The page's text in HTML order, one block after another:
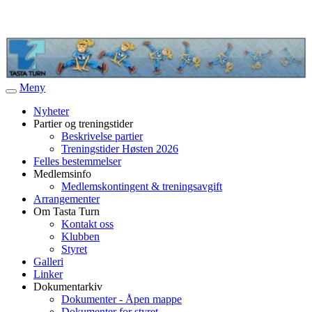
Veksle
navigasjon
Meny
Nyheter
Partier og treningstider
Beskrivelse partier
Treningstider Høsten 2026
Felles bestemmelser
Medlemsinfo
Medlemskontingent & treningsavgift
Arrangementer
Om Tasta Turn
Kontakt oss
Klubben
Styret
Galleri
Linker
Dokumentarkiv
Dokumenter - Åpen mappe